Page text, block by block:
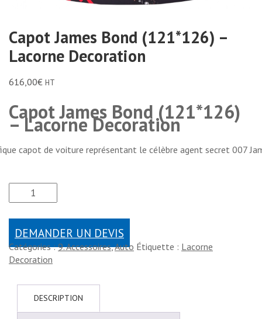
Capot James Bond (121*126) –
Lacorne Decoration
616,00€ HT
Capot James Bond (121*126)
– Lacorne Decoration
capot de voiture représentant le célèbre agent secret 007
DEMANDER UN DEVIS
Catégories :9. Accessoires,Auto Étiquette : Lacorne
Decoration
DESCRIPTION